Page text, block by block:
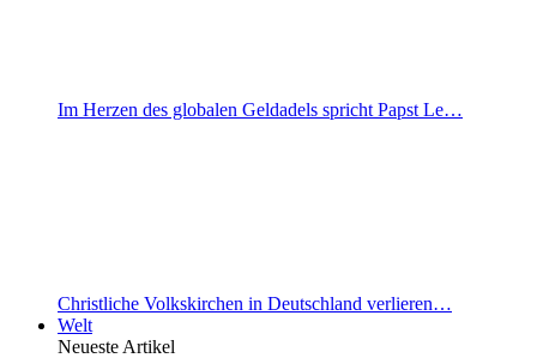
Im Herzen des globalen Geldadels spricht Papst Le…
Christliche Volkskirchen in Deutschland verlieren…
Welt
Neueste Artikel